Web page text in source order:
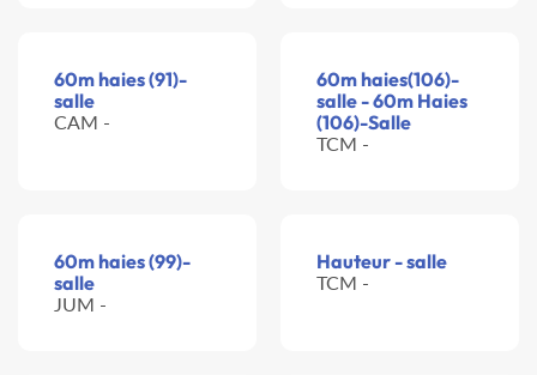
60m haies (91)-
salle
CAM -
60m haies(106)-
salle - 60m Haies
(106)-Salle
TCM -
60m haies (99)-
salle
JUM -
Hauteur - salle
TCM -